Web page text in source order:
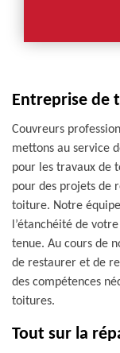
Entreprise de
Couvreurs
mettons au service
pour les travaux de
pour des projets de
toiture. Notre
l’étanchéité de
tenue. Au cours de
de restaurer et de
des compétences
toitures.
Tout sur la